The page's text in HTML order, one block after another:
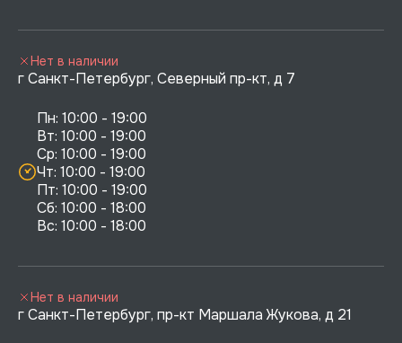
г Санкт-Петербург, Северный пр-кт, д 7
Пн: 10:00 - 19:00
Вт: 10:00 - 19:00
Ср: 10:00 - 19:00
Чт: 10:00 - 19:00
Пт: 10:00 - 19:00
Сб: 10:00 - 18:00
Нет в наличии
г Санкт-Петербург, пр-кт Маршала Жукова, д 21
Нет в наличии